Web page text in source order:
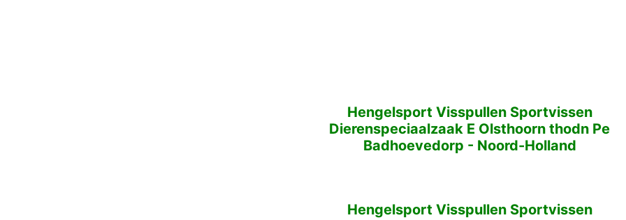
Hengelsport Visspullen Sportvissen
Dierenspeciaalzaak E Olsthoorn thodn Pe
Badhoevedorp - Noord-Holland
Hengelsport Visspullen Sportvissen